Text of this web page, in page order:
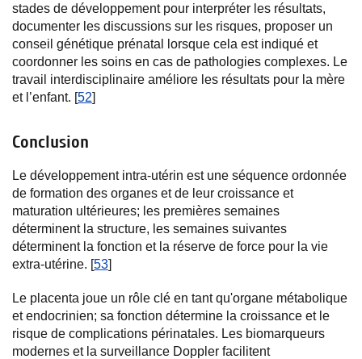
stades de développement pour interpréter les résultats,
documenter les discussions sur les risques, proposer un
conseil génétique prénatal lorsque cela est indiqué et
coordonner les soins en cas de pathologies complexes. Le
travail interdisciplinaire améliore les résultats pour la mère
et l’enfant. [52]
Conclusion
Le développement intra-utérin est une séquence ordonnée
de formation des organes et de leur croissance et
maturation ultérieures; les premières semaines
déterminent la structure, les semaines suivantes
déterminent la fonction et la réserve de force pour la vie
extra-utérine. [53]
Le placenta joue un rôle clé en tant qu'organe métabolique
et endocrinien; sa fonction détermine la croissance et le
risque de complications périnatales. Les biomarqueurs
modernes et la surveillance Doppler facilitent